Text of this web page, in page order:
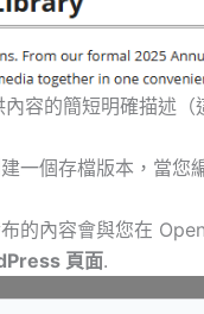
容的簡短明確描述（
一個存檔版本，當您
的內容會與您在
頁面.